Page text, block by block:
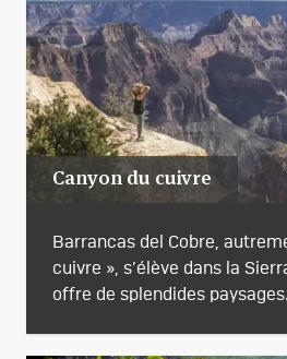
Canyon du cuivre
Barrancas del Cobre,
cuivre », s’élève dans la
offre de splendides paysages.